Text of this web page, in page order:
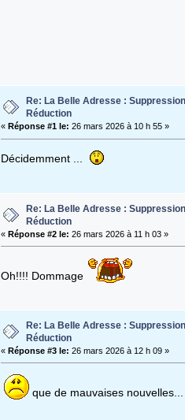
Re: La Belle Adresse :
Réduction
«Réponse #1 le: 26 mars 2026 à 10 h 55 »
Décidemment ...
Re: La Belle Adresse :
Réduction
«Réponse #2 le: 26 mars 2026 à 11 h 03 »
Oh!!!! Dommage
Re: La Belle Adresse :
Réduction
«Réponse #3 le: 26 mars 2026 à 12 h 09 »
que de mauvaises nouvelles...